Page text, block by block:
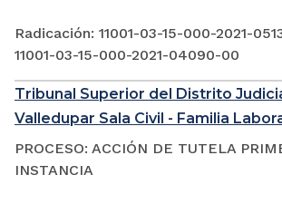
Radicación: 11001-03-15-000-2021-
11001-03-15-000-2021-04090-00
Tribunal Superior del Distrito
Valledupar Sala Civil - Familia
PROCESO: ACCIÓN DE TUTELA
INSTANCIA